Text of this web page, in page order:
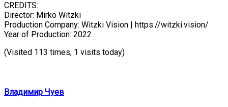
CREDITS:
Director: Mirko Witzki
Production Company: Witzki Vision | https://witzki.vision/
Year of Production: 2022
(Visited 113 times, 1 visits today)
Владимир Чуев